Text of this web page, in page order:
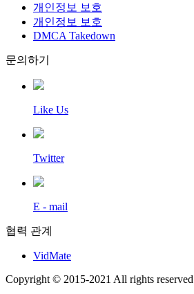
개인정보 보호
개인정보 보호
DMCA Takedown
문의하기
Like Us
Twitter
E - mail
협력 관계
VidMate
Copyright © 2015-2021 All rights reserved